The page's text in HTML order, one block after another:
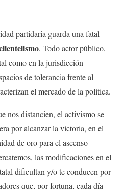
partidaria guarda una fatal
. Todo actor público,
como en la jurisdicción
de tolerancia frente al
el mercado de la política.
nos distancien, el activismo se
por alcanzar la victoria, en el
de oro para el ascenso
las modificaciones en el
dificultan y/o te conducen por
que, por fortuna, cada día